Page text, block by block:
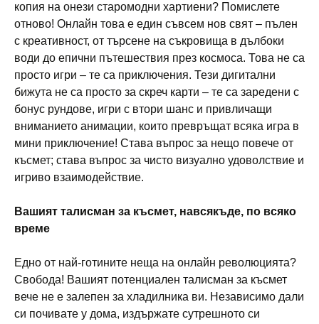
копия на онези старомодни хартиени? Помислете
отново! Онлайн това е един съвсем нов свят – пълен
с креативност, от търсене на съкровища в дълбоки
води до епични пътешествия през космоса. Това не са
просто игри – те са приключения. Тези дигитални
бижута не са просто за скреч карти – те са заредени с
бонус рундове, игри с втори шанс и привличащи
вниманието анимации, които превръщат всяка игра в
мини приключение! Става въпрос за нещо повече от
късмет; става въпрос за чисто визуално удоволствие и
игриво взаимодействие.
Вашият талисман за късмет, навсякъде, по всяко
време
Едно от най-готините неща на онлайн революцията?
Свобода! Вашият потенциален талисман за късмет
вече не е залепен за хладилника ви. Независимо дали
си почивате у дома, издържате сутрешното си